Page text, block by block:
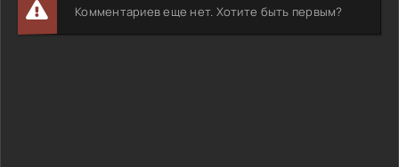
Комментариев еще нет. Хотите быть первым?